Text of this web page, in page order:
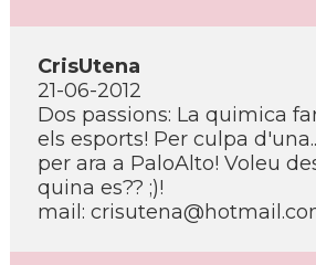
CrisUtena
21-06-2012
Dos passions: La quimica
els esports! Per culpa
per ara a PaloAlto! Voleu
quina es?? ;)!
mail: